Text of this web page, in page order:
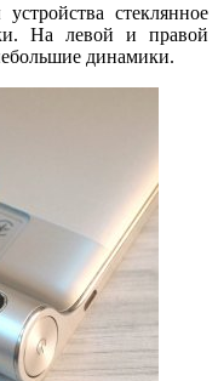
стеклянное
На левой и правой
динамики.